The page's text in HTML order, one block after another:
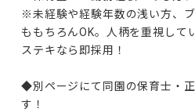
※未経験や経験年数の浅い方、
ももちろんOK。人柄を重視して
ステキなら即採用！
◆別ページにて同園の保育士・
す！